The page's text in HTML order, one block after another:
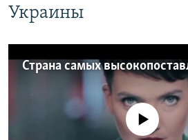
Украины
No media source